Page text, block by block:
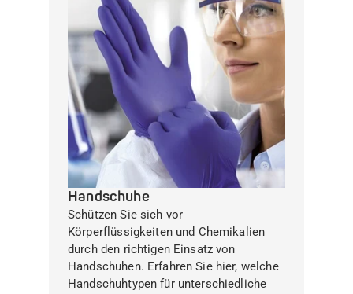
Handschuhe
Schützen Sie sich vor
Körperflüssigkeiten und Chemikalien
durch den richtigen Einsatz von
Handschuhen. Erfahren Sie hier, welche
Handschuhtypen für unterschiedliche